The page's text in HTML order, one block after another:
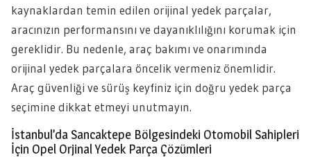
kaynaklardan temin edilen orijinal yedek parçalar,
aracınızın performansını ve dayanıklılığını korumak için
gereklidir. Bu nedenle, araç bakımı ve onarımında
orijinal yedek parçalara öncelik vermeniz önemlidir.
Araç güvenliği ve sürüş keyfiniz için doğru yedek parça
seçimine dikkat etmeyi unutmayın.
İstanbul’da Sancaktepe Bölgesindeki Otomobil Sahipleri
İçin Opel Orjinal Yedek Parça Çözümleri